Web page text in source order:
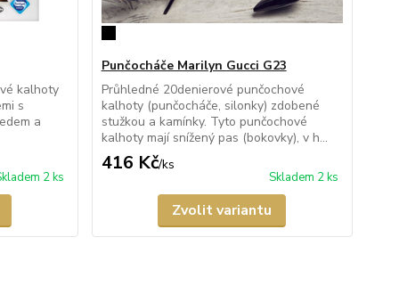
kalhoty
s
a
2 ks
Punčocháče Marilyn Gucci G23
Průhledné 20denierové punčochové
kalhoty (punčocháče, silonky) zdobené
stužkou a kamínky. Tyto punčochové
kalhoty mají snížený pas (bokovky), v h...
416 Kč/ks
Skladem 2 ks
Zvolit variantu